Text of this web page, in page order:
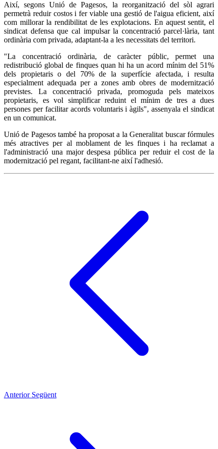
Així, segons Unió de Pagesos, la reorganització del sòl agrari
permetrà reduir costos i fer viable una gestió de l'aigua eficient, així
com millorar la rendibilitat de les explotacions. En aquest sentit, el
sindicat defensa que cal impulsar la concentració parcel·lària, tant
ordinària com privada, adaptant-la a les necessitats del territori.
"La concentració ordinària, de caràcter públic, permet una
redistribució global de finques quan hi ha un acord mínim del 51%
dels propietaris o del 70% de la superfície afectada, i resulta
especialment adequada per a zones amb obres de modernització
previstes. La concentració privada, promoguda pels mateixos
propietaris, es vol simplificar reduint el mínim de tres a dues
persones per facilitar acords voluntaris i àgils", assenyala el sindicat
en un comunicat.
Unió de Pagesos també ha proposat a la Generalitat buscar fórmules
més atractives per al moblament de les finques i ha reclamat a
l'administració una major despesa pública per reduir el cost de la
modernització pel regant, facilitant-ne així l'adhesió.
Anterior Següent